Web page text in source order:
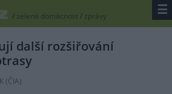
/ zelená domácnost/ zprávy ☰
další rozšiřování
(ČIA)